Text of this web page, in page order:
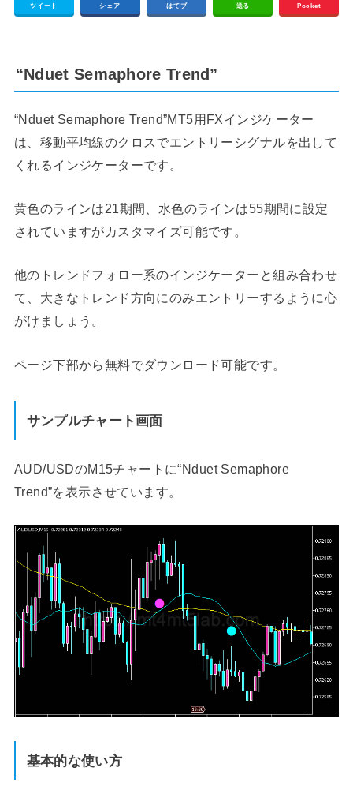
ツイート シェア はてブ 送る Pocket
“Nduet Semaphore Trend”
“Nduet Semaphore Trend”MT5用FXインジケーター
は、移動平均線のクロスでエントリーシグナルを出して
くれるインジケーターです。
黄色のラインは21期間、水色のラインは55期間に設定
されていますがカスタマイズ可能です。
他のトレンドフォロー系のインジケーターと組み合わせ
て、大きなトレンド方向にのみエントリーするように心
がけましょう。
ページ下部から無料でダウンロード可能です。
サンプルチャート画面
AUD/USDのM15チャートに“Nduet Semaphore
Trend”を表示させています。
基本的な使い方